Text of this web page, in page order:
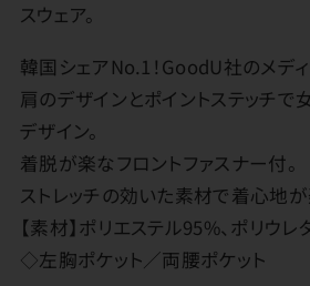
スウェア。
韓国シェアNo.1！GoodU社のメディ
肩のデザインとポイントステッチで
デザイン。
着脱が楽なフロントファスナー付。
ストレッチの効いた素材で着心地が
【素材】ポリエステル95%、ポリウレ
◇左胸ポケット／両腰ポケット